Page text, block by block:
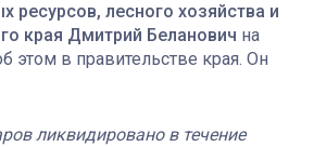
ресурсов, лесного хозяйства и
края Дмитрий Беланович на
этом в правительстве края. Он
ликвидировано в течение